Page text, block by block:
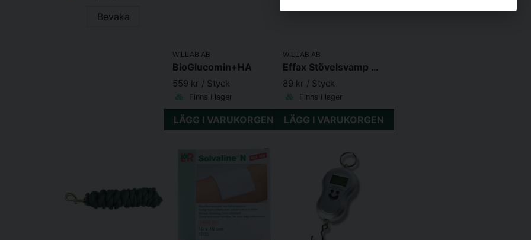
Bevaka
WILLAB AB
BioGlucomin+HA
559 kr / Styck
Finns i lager
LÄGG I VARUKORGEN
WILLAB AB
Effax Stövelsvamp med glans
89 kr / Styck
Finns i lager
LÄGG I VARUKORGEN